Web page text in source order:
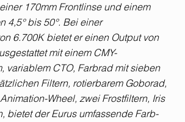
170mm Frontlinse und einem
4,5° bis 50°. Bei einer
6.700K bietet er einen Output von
mit einem CMY-
variablem CTO, Farbrad mit sieben
Filtern, rotierbarem Goborad,
Wheel, zwei Frostfiltern, Iris
bietet der Eurus umfassende Farb-